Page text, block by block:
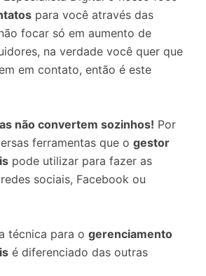
para você através das
focar só em aumento de
na verdade você quer que
em contato, então é este
não convertem sozinhos! Por
ferramentas que o gestor
pode utilizar para fazer as
sociais, Facebook ou
técnica para o gerenciamento
é diferenciado das outras